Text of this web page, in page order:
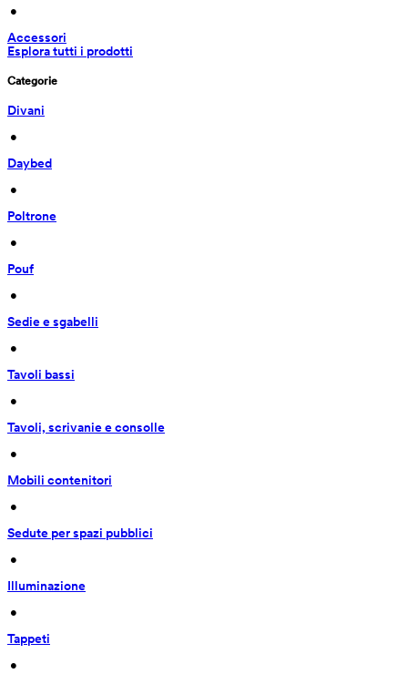
•
Accessori
Esplora tutti i prodotti
Categorie
Divani
•
Daybed
•
Poltrone
•
Pouf
•
Sedie e sgabelli
•
Tavoli bassi
•
Tavoli, scrivanie e consolle
•
Mobili contenitori
•
Sedute per spazi pubblici
•
Illuminazione
•
Tappeti
•